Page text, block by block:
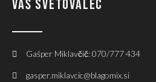
VAŠ SVETOVALEC
Gašper Miklavčič: 070/777 434
gasper.miklavcic@blagomix.si